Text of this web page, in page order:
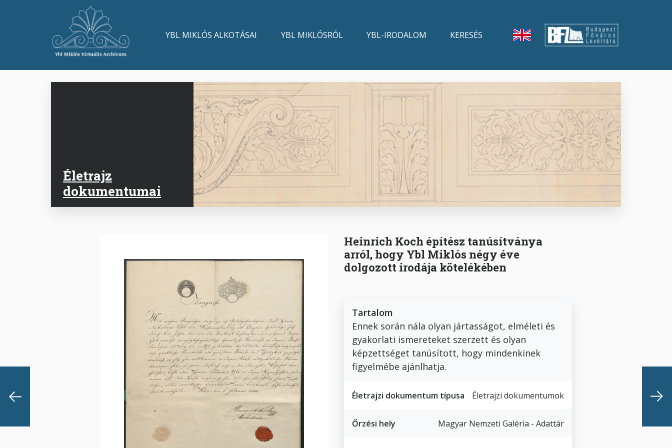
MainYBL MIKLÓS ALKOTÁSAI YBL MIKLÓSRÓL YBL-IRODALOM KERESÉS
Életrajz
dokumentumai
Heinrich Koch építész tanúsítványa
arról, hogy Ybl Miklós négy éve
dolgozott irodája kötelékében
Tartalom
Ennek során nála olyan jártasságot, elméleti és
gyakorlati ismereteket szerzett és olyan
képzettséget tanúsított, hogy mindenkinek
figyelmébe ajánlhatja.
Életrajzi dokumentum típusa Életrajzi dokumentumok
Őrzési hely Magyar Nemzeti Galéria - Adattár